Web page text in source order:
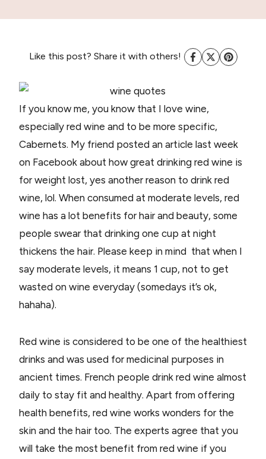
Like this post? Share it with others!
If you know me, you know that I love wine,
especially red wine and to be more specific,
Cabernets. My friend posted an article last week
on Facebook about how great drinking red wine is
for weight lost, yes another reason to drink red
wine, lol. When consumed at moderate levels, red
wine has a lot benefits for hair and beauty, some
people swear that drinking one cup at night
thickens the hair. Please keep in mind that when I
say moderate levels, it means 1 cup, not to get
wasted on wine everyday (somedays it’s ok,
hahaha).
Red wine is considered to be one of the healthiest
drinks and was used for medicinal purposes in
ancient times. French people drink red wine almost
daily to stay fit and healthy. Apart from offering
health benefits, red wine works wonders for the
skin and the hair too. The experts agree that you
will take the most benefit from red wine if you